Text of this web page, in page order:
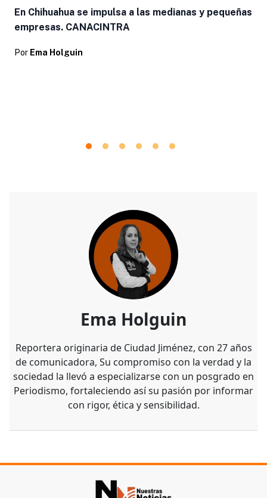
En Chihuahua se impulsa a las medianas y pequeñas
empresas. CANACINTRA
Por Ema Holguin
Ema Holguin
Reportera originaria de Ciudad Jiménez, con 27 años
de comunicadora, Su compromiso con la verdad y la
sociedad la llevó a especializarse con un posgrado en
Periodismo, fortaleciendo así su pasión por informar
con rigor, ética y sensibilidad.